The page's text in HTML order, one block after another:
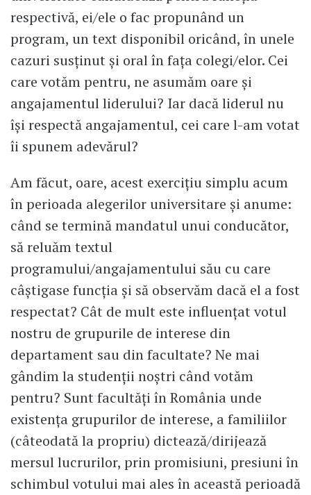
respectivă, ei/ele o fac propunând un
program, un text disponibil oricând, în unele
cazuri susținut și oral în fața colegi/elor. Cei
care votăm pentru, ne asumăm oare și
angajamentul liderului? Iar dacă liderul nu
își respectă angajamentul, cei care l-am votat
îi spunem adevărul?
Am făcut, oare, acest exercițiu simplu acum
în perioada alegerilor universitare și anume:
când se termină mandatul unui conducător,
să reluăm textul
programului/angajamentului său cu care
câștigase funcția și să observăm dacă el a fost
respectat? Cât de mult este influențat votul
nostru de grupurile de interese din
departament sau din facultate? Ne mai
gândim la studenții noștri când votăm
pentru? Sunt facultăți în România unde
existența grupurilor de interese, a familiilor
(câteodată la propriu) dictează/dirijează
mersul lucrurilor, prin promisiuni, presiuni în
schimbul votului mai ales în această perioadă